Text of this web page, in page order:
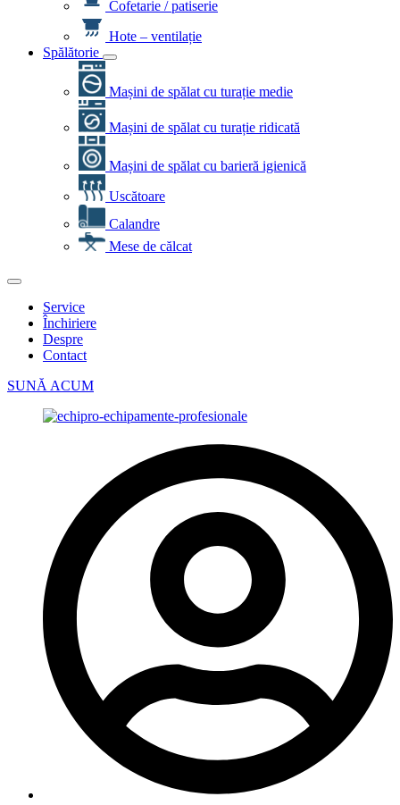
Cofetarie / patiserie
Hote – ventilație
Spălătorie
Mașini de spălat cu turație medie
Mașini de spălat cu turație ridicată
Mașini de spălat cu barieră igienică
Uscătoare
Calandre
Mese de călcat
Service
Închiriere
Despre
Contact
SUNĂ ACUM